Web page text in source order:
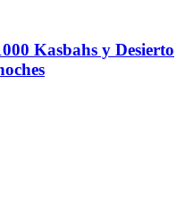
Kasbahs y Desierto